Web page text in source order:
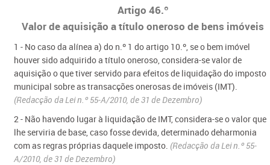
Artigo 46.º
Valor de aquisição a título oneroso de bens imóveis
1 - No caso da alínea a) do n.º 1 do artigo 10.º, se o bem imóvel
houver sido adquirido a título oneroso, considera-se valor de
aquisição o que tiver servido para efeitos de liquidação do imposto
municipal sobre as transacções onerosas de imóveis (IMT).
(Redacção da Lei n.º 55-A/2010, de 31 de Dezembro)
2 - Não havendo lugar à liquidação de IMT, considera-se o valor que
lhe serviria de base, caso fosse devida, determinado deharmonia
com as regras próprias daquele imposto. (Redacção da Lei n.º 55-
A/2010, de 31 de Dezembro)